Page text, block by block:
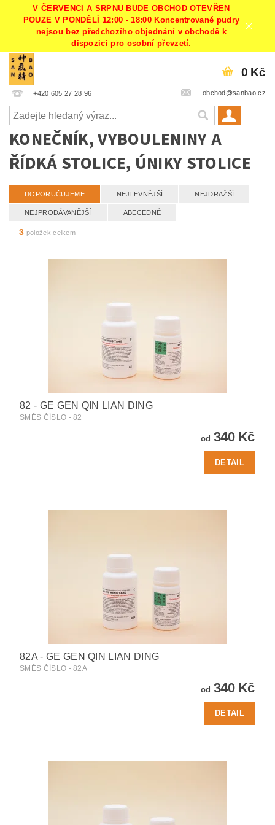
V ČERVENCI A SRPNU BUDE OBCHOD OTEVŘEN
POUZE V PONDĚLÍ 12:00 - 18:00 Koncentrované pudry
nejsou bez předchozího objednání v obchodě k
dispozici pro osobní převzetí.
+420 605 27 28 96 obchod@sanbao.cz
0 Kč
KONEČNÍK, VYBOULENINY A
ŘÍDKÁ STOLICE, ÚNIKY STOLICE
DOPORUČUJEME NEJLEVNĚJŠÍ NEJDRAŽŠÍ
NEJPRODÁVANĚJŠÍ ABECEDNĚ
3 položek celkem
82 - GE GEN QIN LIAN DING
SMĚS ČÍSLO - 82
od 340 Kč
DETAIL
82A - GE GEN QIN LIAN DING
SMĚS ČÍSLO - 82A
od 340 Kč
DETAIL